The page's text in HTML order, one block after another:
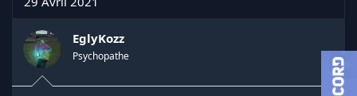
t
a
t
e
u
e
e
d
é
EglyKozz
Psychopathe